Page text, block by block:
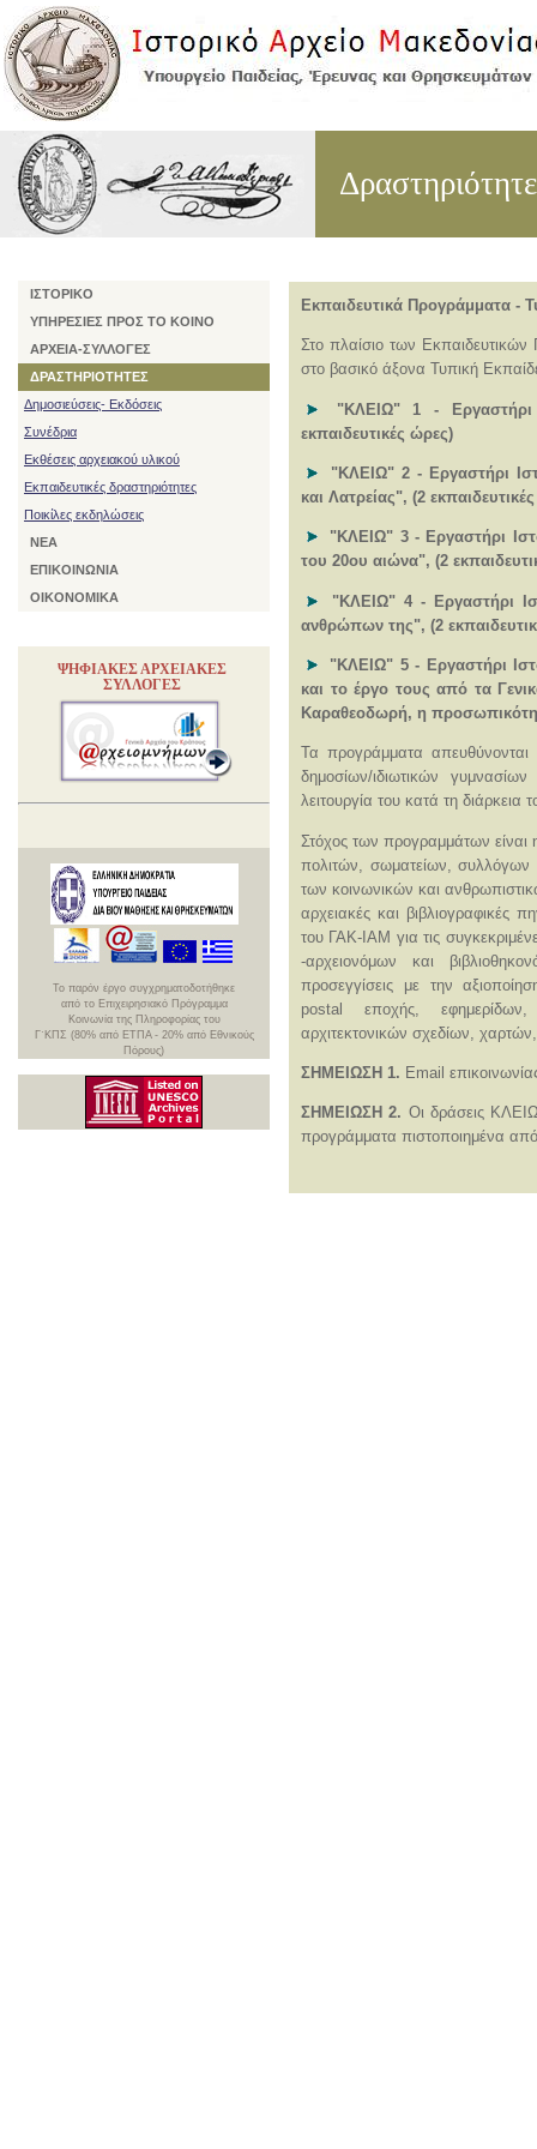
Εκπαιδευτικά Προγράμματα -
Στο πλαίσιο των
στο βασικό άξονα Τυπική
"ΚΛΕΙΩ" 1 - Εργαστήρι
εκπαιδευτικές ώρες)
"ΚΛΕΙΩ" 2 - Εργαστήρι
και Λατρείας", (2
"ΚΛΕΙΩ" 3 - Εργαστήρι
του 20ου αιώνα", (2
"ΚΛΕΙΩ" 4 - Εργαστήρι
ανθρώπων της", (2
"ΚΛΕΙΩ" 5 - Εργαστήρι
και το έργο τους από τα
Καραθεοδωρή, η
Τα προγράμματα απευθύνονται
δημοσίων/ιδιωτικών
λειτουργία του κατά τη
Στόχος των προγραμμάτων
πολιτών, σωματείων, συλλόγων
των κοινωνικών και
αρχειακές και βιβλιογραφικές
του ΓΑΚ-ΙΑΜ για τις
-αρχειονόμων και
προσεγγίσεις με την
postal εποχής,
αρχιτεκτονικών σχεδίων,
ΣHΜΕΙΩΣΗ 1. Email
ΣHΜΕΙΩΣΗ 2. Οι δράσεις ΚΛΕΙΩ
προγράμματα πιστοποιημένα
ΙΣΤΟΡΙΚΟ
ΥΠΗΡΕΣΙΕΣ ΠΡΟΣ ΤΟ ΚΟΙΝΟ
ΑΡΧΕΙΑ-ΣΥΛΛΟΓΕΣ
ΔΡΑΣΤΗΡΙΟΤΗΤΕΣ
Δημοσιεύσεις- Εκδόσεις
Συνέδρια
Εκθέσεις αρχειακού υλικού
Εκπαιδευτικές δραστηριότητες
Ποικίλες εκδηλώσεις
ΝΕΑ
ΕΠΙΚΟΙΝΩΝΙΑ
ΟΙΚΟΝΟΜΙΚΑ
ΨΗΦΙΑΚΕΣ ΑΡΧΕΙΑΚΕΣ
ΣΥΛΛΟΓΕΣ
To παρόν έργο συγχρηματοδοτήθηκε
από το Επιχειρησιακό Πρόγραμμα
Κοινωνία της Πληροφορίας του
Γ΄ΚΠΣ (80% από ΕΤΠΑ - 20% από Εθνικούς
Πόρους)